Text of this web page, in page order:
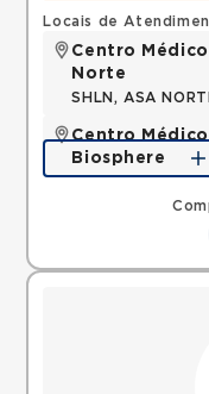
Locais de
Centro
Norte
SHLN, ASA
Centro
Biosphere
SHLN, ASA